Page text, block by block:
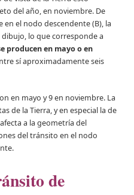
del año, en noviembre. De
el nodo descendente (B), la
lo que corresponde a
producen en mayo o en
sí aproximadamente seis
en mayo y 9 en noviembre. La
de la Tierra, y en especial la de
a la geometría del
del tránsito en el nodo
de